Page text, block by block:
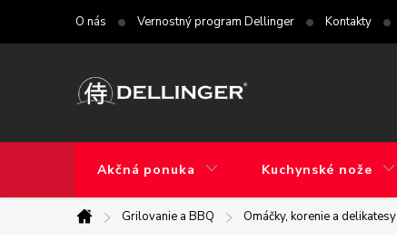
O nás Vernostný program Dellinger Kontakty
Akčná ponuka Kuchynské nože
Domov
Grilovanie a BBQ Omáčky, korenie a delikatesy